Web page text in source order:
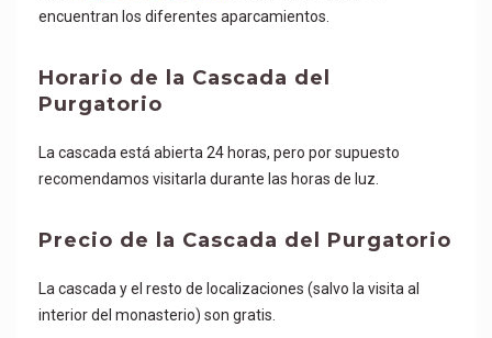
encuentran los diferentes aparcamientos.
Horario de la Cascada del
Purgatorio
La cascada está abierta 24 horas, pero por supuesto
recomendamos visitarla durante las horas de luz.
Precio de la Cascada del Purgatorio
La cascada y el resto de localizaciones (salvo la visita al
interior del monasterio) son gratis.